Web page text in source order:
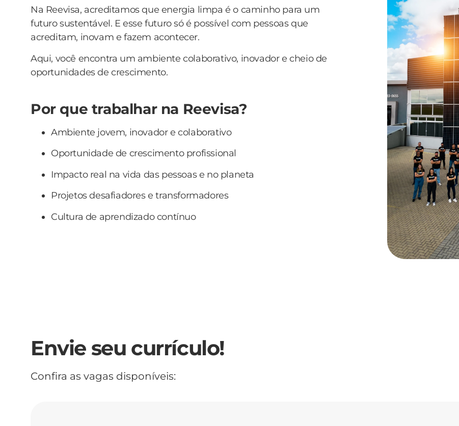
Na Reevisa, acreditamos que energia limpa é o caminho para um
futuro sustentável. E esse futuro só é possível com pessoas que
acreditam, inovam e fazem acontecer.
Aqui, você encontra um ambiente colaborativo, inovador e cheio de
oportunidades de crescimento.
Por que trabalhar na Reevisa?
Ambiente jovem, inovador e colaborativo
Oportunidade de crescimento profissional
Impacto real na vida das pessoas e no planeta
Projetos desafiadores e transformadores
Cultura de aprendizado contínuo
Envie seu currículo!
Confira as vagas disponíveis: